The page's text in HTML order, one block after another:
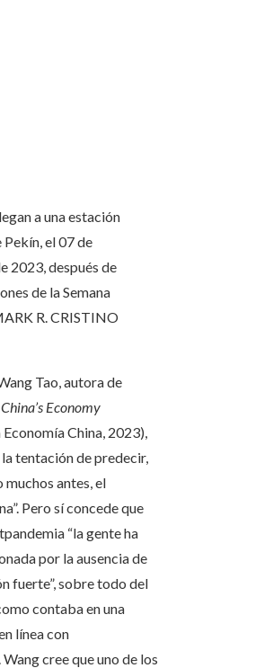
a una estación
Pekín, el 07 de
2023, después de
de la Semana
R. CRISTINO
Tao, autora de
Economy
China, 2023),
tentación de predecir,
muchos antes, el
Pero sí concede que
“la gente ha
por la ausencia de
fuerte”, sobre todo del
contaba en una
línea con
cree que uno de los